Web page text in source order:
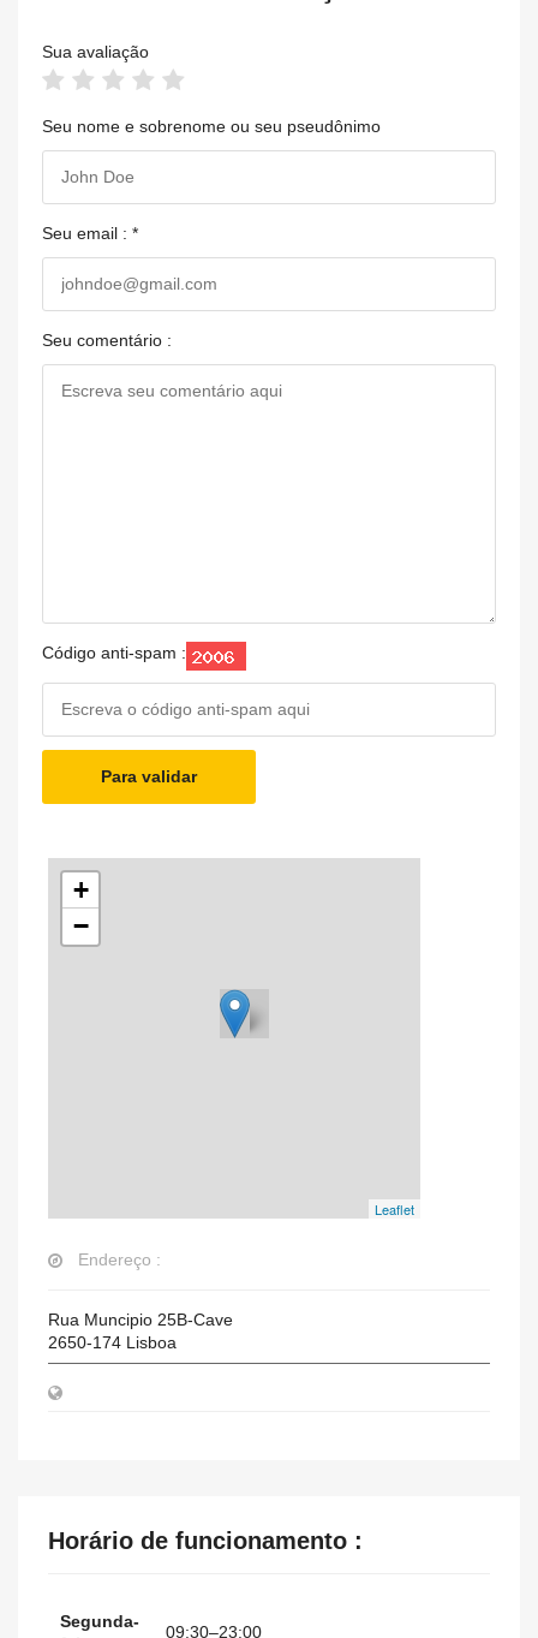
Sua avaliação
Seu nome e sobrenome ou seu pseudônimo
Seu email : *
Seu comentário :
Código anti-spam :
Para validar
+
−
Leaflet
Endereço :
Rua Muncipio 25B-Cave
2650-174 Lisboa
Horário de funcionamento :
Segunda-
09:30–23:00